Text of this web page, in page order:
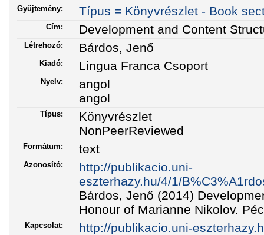
Gyűjtemény: Típus = Könyvrészlet - Book
Cím: Development and Content
Létrehozó: Bárdos, Jenő
Kiadó: Lingua Franca Csoport
Nyelv:
angol
angol
Típus:
Könyvrészlet
NonPeerReviewed
Formátum: text
Azonosító:
http://publikacio.uni-
eszterhazy.hu/4/1/
Bárdos, Jenő (2014)
Honour of Marianne Nikolov.
Kapcsolat: http://publikacio.uni-